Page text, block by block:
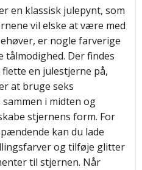
en klassisk julepynt, som
vil elske at være med
er nogle farverige
Der findes
en julestjerne på,
at bruge seks
i midten og
stjernens form. For
kan du lade
og tilføje glitter
til stjernen. Når